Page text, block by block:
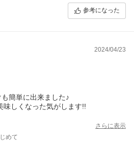
参考になった
2024/04/23
簡単に出来ました♪
味しくなった気がします!!
さらに表示
めて